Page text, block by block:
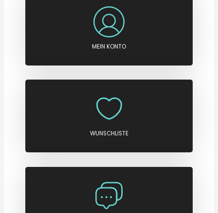
MEIN KONTO
WUNSCHLISTE